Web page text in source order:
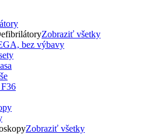
Zobraziť všetky
Zobraziť všetky